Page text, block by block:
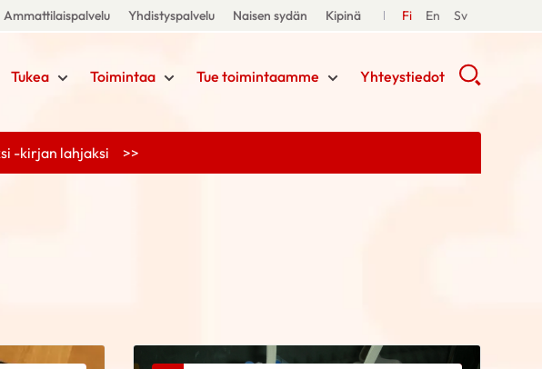
Ammattilaispalvelu Yhdistyspalvelu Naisen sydän Kipinä Fi En Sv
Tukea Toimintaa Tue toimintaamme Yhteystiedot
-kirjan lahjaksi >>